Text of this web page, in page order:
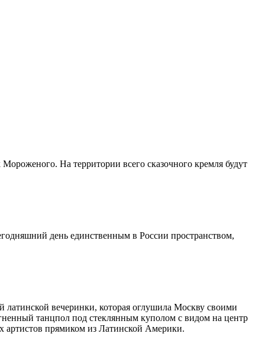
На территории всего сказочного кремля будут
день единственным в России пространством,
латинской вечеринки, которая оглушила Москву своими
танцпол под стеклянным куполом с видом на центр
артистов прямиком из Латинской Америки.